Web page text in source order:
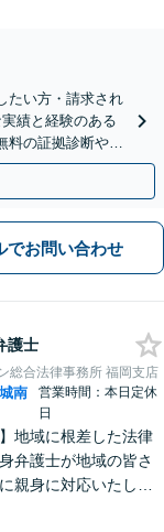
たい方・請求され
績と経験のある
料の証拠診断や着
さい。
でお問い合わせ
護士
総合法律事務所 福岡支店
南
営業時間：本日定休
日
地域に根差した法律
弁護士が地域の皆さ
親身に対応いたしま